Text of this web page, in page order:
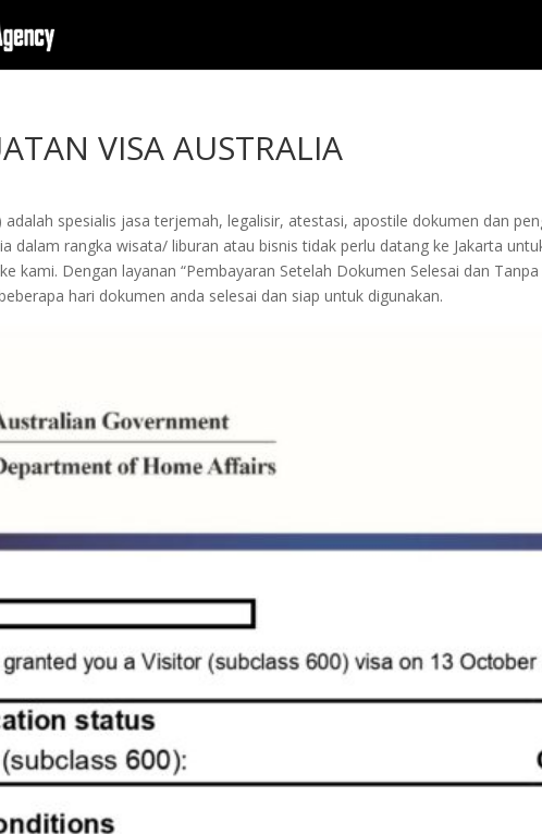
VISA AUSTRALIA
adalah spesialis jasa terjemah, legalisir, atestasi, apostile dokumen dan
dalam rangka wisata/ liburan atau bisnis tidak perlu datang ke Jakarta
kami. Dengan layanan “Pembayaran Setelah Dokumen Selesai dan
hari dokumen anda selesai dan siap untuk digunakan.